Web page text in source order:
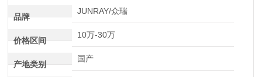
品牌
JUNRAY/众瑞
价格区间
10万-30万
产地类别
国产